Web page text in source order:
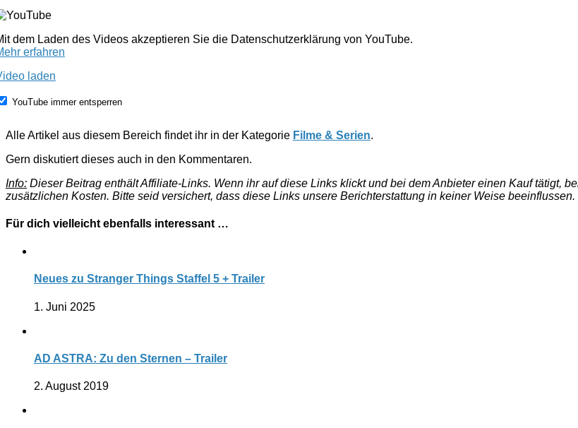
dem Laden des Videos akzeptieren Sie die Datenschutzerklärung von YouTube.
erfahren
laden
YouTube immer entsperren
Alle Artikel aus diesem Bereich findet ihr in der Kategorie Filme & Serien.
Gern diskutiert dieses auch in den Kommentaren.
Info: Dieser Beitrag enthält Affiliate-Links. Wenn ihr auf diese Links klickt und bei dem Anbieter einen Kauf tätigt,
zusätzlichen Kosten. Bitte seid versichert, dass diese Links unsere Berichterstattung in keiner Weise beeinflussen.
Für dich vielleicht ebenfalls interessant …
Neues zu Stranger Things Staffel 5 + Trailer
1. Juni 2025
AD ASTRA: Zu den Sternen – Trailer
2. August 2019